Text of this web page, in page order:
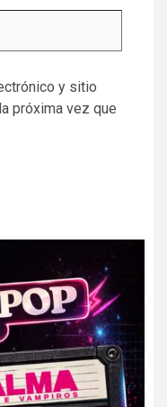
y sitio
próxima vez que